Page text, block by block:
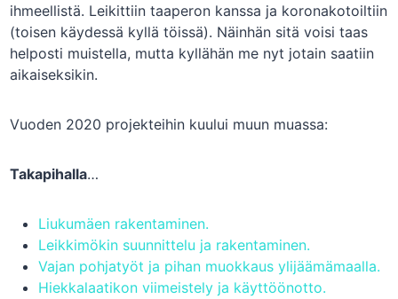
ihmeellistä. Leikittiin taaperon kanssa ja koronakotoiltiin
(toisen käydessä kyllä töissä). Näinhän sitä voisi taas
helposti muistella, mutta kyllähän me nyt jotain saatiin
aikaiseksikin.
Vuoden 2020 projekteihin kuului muun muassa:
Takapihalla…
Liukumäen rakentaminen.
Leikkimökin suunnittelu ja rakentaminen.
Vajan pohjatyöt ja pihan muokkaus ylijäämämaalla.
Hiekkalaatikon viimeistely ja käyttöönotto.